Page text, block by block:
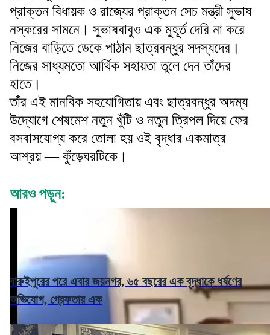
প্রাক্তন বিধায়ক ও রাজ্যের প্রাক্তন সেচ মন্ত্রী সুভাষ
নস্করের সামনে। সুভাষবাবুও এক মুহূর্ত দেরি না করে
নিজের বাড়িতে ডেকে পাঠান ছাত্রবন্ধুর সদস্যদের।
নিজের সাধ্যমতো আর্থিক সহায়তা তুলে দেন তাঁদের
হাতে।
তাঁর এই মানবিক সহযোগিতায় এবং ছাত্রবন্ধুর অদম্য
উদ্যোগে শেষমেশ নতুন খুঁটি ও নতুন ত্রিপল দিয়ে ফের
বসবাসযোগ্য করে তোলা হয় ওই বৃদ্ধার একমাত্র
আশ্রয় — কুঁড়েঘরটিকে।
আরও পড়ুন:
বারুইপুরের পরে এবার জয়নগর, ৬৫ বছরের এক বৃদ্ধাকে ধর্ষণের
অভিযোগ, গ্রেফতার এক